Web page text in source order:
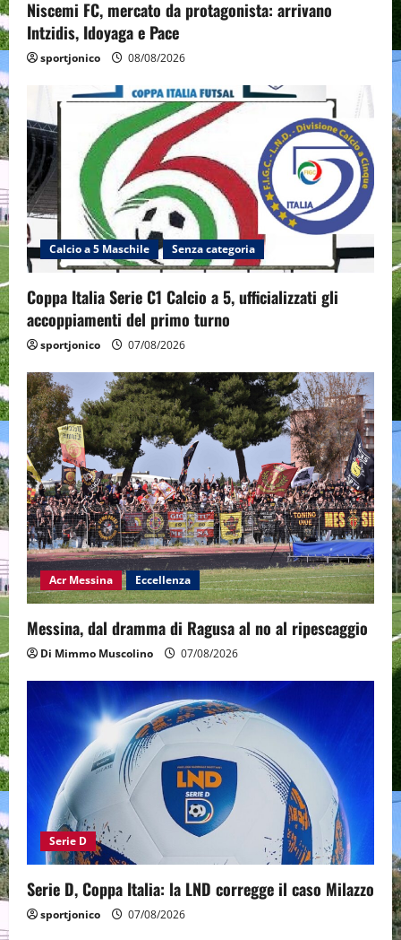
Niscemi FC, mercato da protagonista: arrivano
Intzidis, Idoyaga e Pace
sportjonico 08/08/2026
Calcio a 5 Maschile Senza categoria
Coppa Italia Serie C1 Calcio a 5, ufficializzati gli
accoppiamenti del primo turno
sportjonico 07/08/2026
Acr Messina Eccellenza
Messina, dal dramma di Ragusa al no al ripescaggio
Di Mimmo Muscolino 07/08/2026
Serie D
Serie D, Coppa Italia: la LND corregge il caso Milazzo
sportjonico 07/08/2026